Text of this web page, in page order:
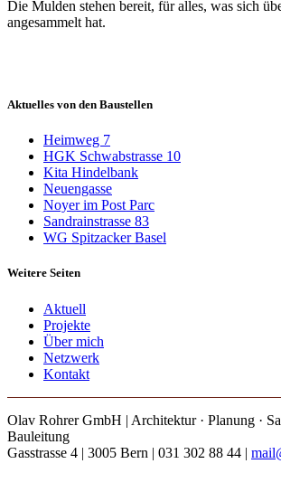
Die Mulden stehen bereit, für alles, was sich
angesammelt hat.
Aktuelles von den Baustellen
Heimweg 7
HGK Schwabstrasse 10
Kita Hindelbank
Neuengasse
Noyer im Post Parc
Sandrainstrasse 83
WG Spitzacker Basel
Weitere Seiten
Aktuell
Projekte
Über mich
Netzwerk
Kontakt
Olav Rohrer GmbH | Architektur · Planung ·
Bauleitung
Gasstrasse 4 | 3005 Bern | 031 302 88 44 |